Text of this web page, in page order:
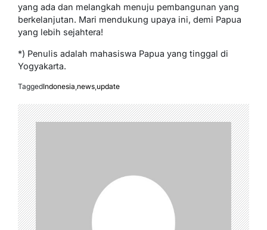
yang ada dan melangkah menuju pembangunan yang
berkelanjutan. Mari mendukung upaya ini, demi Papua
yang lebih sejahtera!
*) Penulis adalah mahasiswa Papua yang tinggal di
Yogyakarta.
TaggedIndonesia,news,update